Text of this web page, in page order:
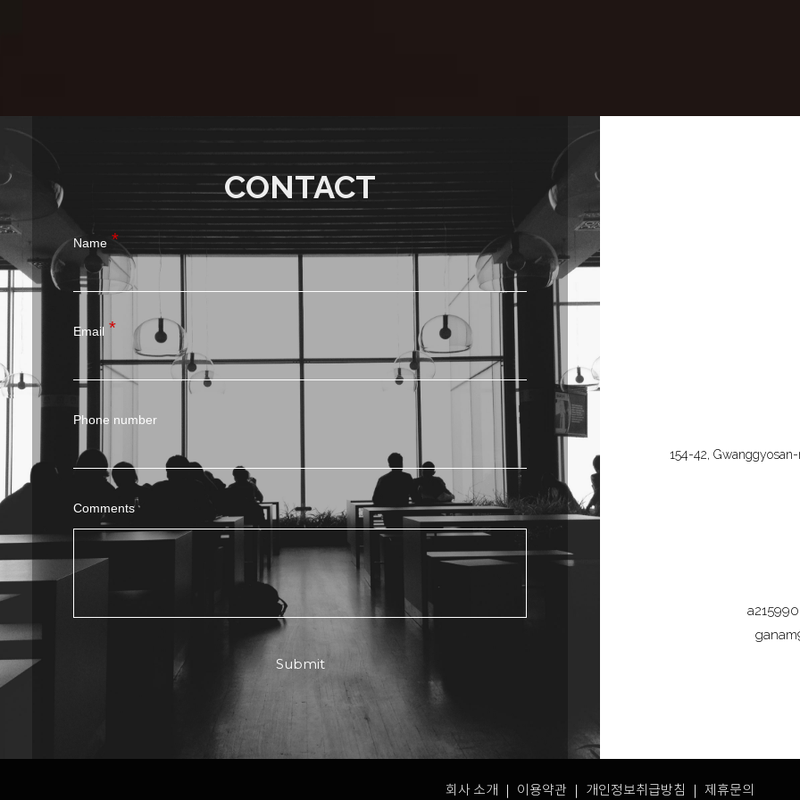
CONTACT
Name
Email
Phone number
Comments
Submit
154-42,
회사 소개 ｜ 이용약관 개인정보취급방침 ｜ 제휴문의